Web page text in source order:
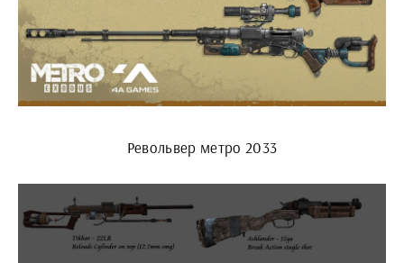
Револьвер метро 2033